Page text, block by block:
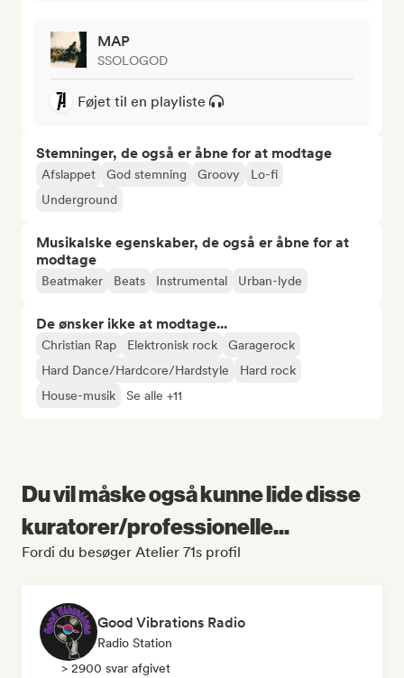
MAP
SSOLOGOD
Føjet til en playliste
Stemninger, de også er åbne for at modtage
Afslappet God stemning Groovy
Lo-fi
Underground
Musikalske egenskaber, de også er åbne for at
modtage
Beatmaker Beats Instrumental Urban-lyde
De ønsker ikke at modtage...
Christian Rap Elektronisk rock
Garagerock
Hard Dance/Hardcore/Hardstyle
Hard rock
House-musik
Se alle +11
Du vil måske også kunne lide disse
kuratorer/professionelle...
Fordi du besøger Atelier 71s profil
Good Vibrations Radio
Radio Station
> 2900 svar afgivet